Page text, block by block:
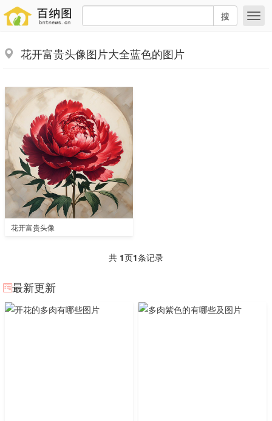
搜
花开富贵头像图片大全蓝色的图片
花开富贵头像
共 1页1条记录
最新更新